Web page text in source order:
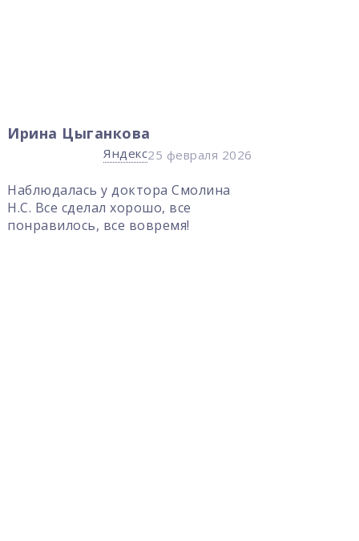
Ирина Цыганкова
Яндекс25 февраля 2026
Наблюдалась у доктора Смолина
Н.С. Все сделал хорошо, все
понравилось, все вовремя!